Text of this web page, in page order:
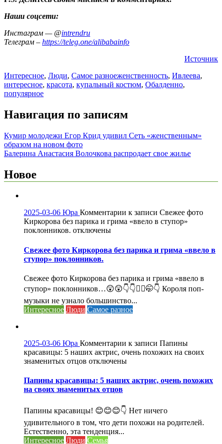
Наши соцсети:
Инстаграм — @intrendru
Телеграм – https://teleg.one/alibabainfo
Источник
Интересное, Люди, Самое разноеженственность, Ивлеева,
интересное, красота, купальный костюм, Обалденно,
популярное
Навигация по записям
Кумир молодежи Егор Крид удивил Сеть «женственным»
образом на новом фото
Балерина Анастасия Волочкова распродает свое жилье
Новое
2025-03-06 Юра Комментарии к записи Свежее фото
Киркорова без парика и грима «ввело в ступор»
поклонников. отключены
Свежее фото Киркорова без парика и грима «ввело в
ступор» поклонников.
Свежее фото Киркорова без парика и грима «ввело в
ступор» поклонников…😲😲👇👇🤦‍♀️🤭👇 Короля поп-
музыки не узнало большинство...
Интересное Люди Самое разное
2025-03-06 Юра Комментарии к записи Папины
красавицы: 5 наших актрис, очень похожих на своих
знаменитых отцов отключены
Папины красавицы: 5 наших актрис, очень похожих
на своих знаменитых отцов
Папины красавицы! 😊😊😊👇 Нет ничего
удивительного в том, что дети похожи на родителей.
Естественно, эта тенденция...
Интересное Люди Семья